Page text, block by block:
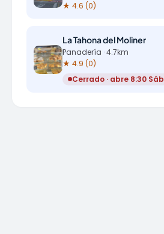
★ 4.6 (0)
La Tahona del Moliner
Panadería · 4.7km
★ 4.9 (0)
Cerrado · abre 8:30 Sáb